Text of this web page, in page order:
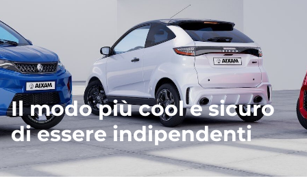
Il modo più cool e sicuro
di essere indipendenti